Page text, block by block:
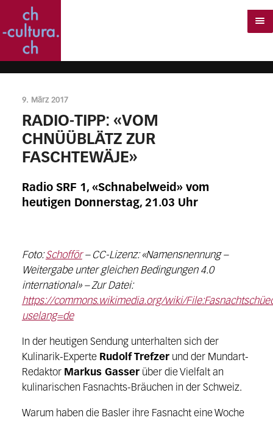
9. März 2017
RADIO-TIPP: «VOM
CHNÜÜBLÄTZ ZUR
FASCHTEWÄJE»
Radio SRF 1, «Schnabelweid» vom
heutigen Donnerstag, 21.03 Uhr
Foto:Schofför– CC-Lizenz: «Namensnennung –
Weitergabe unter gleichen Bedingungen 4.0
international» – Zur Datei:
https://commons.wikimedia.org/wiki/
uselang=de
In der heutigen Sendung unterhalten sich der
Kulinarik-Experte Rudolf Trefzerund der Mundart-
Redaktor Markus Gasserüber die Vielfalt an
kulinarischen Fasnachts-Bräuchen in der Schweiz.
Warum haben die Basler ihre Fasnacht eine Woche